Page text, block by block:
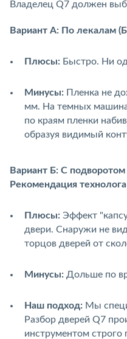
Владелец Q7 должен
Вариант А: По лекалам
Плюсы: Быстро. Ни
Минусы: Пленка не
мм. На темных
по краям пленки
образуя видимый
Вариант Б: С
Рекомендация технолога
Плюсы: Эффект
двери. Снаружи не
торцов дверей от
Минусы: Дольше по
Наш подход: Мы
Разбор дверей Q7
инструментом